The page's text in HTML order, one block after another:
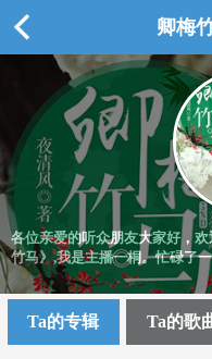
卿梅
各位亲爱的听众朋友大家好，
竹马》,我是主播一桐。忙碌了一
Ta的专辑 Ta的歌